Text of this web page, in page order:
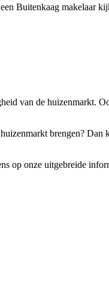
Buitenkaag makelaar
van de
brengen?
op onze uitgebreide